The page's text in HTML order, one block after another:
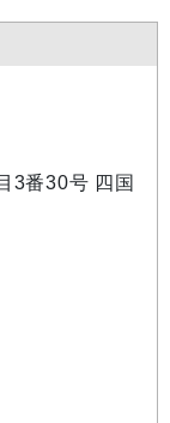
3番30号 四国